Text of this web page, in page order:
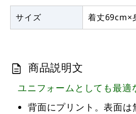
サイズ 着丈69cm×
商品説明文
ユニフォームとしても最適
背面にプリント。表面は